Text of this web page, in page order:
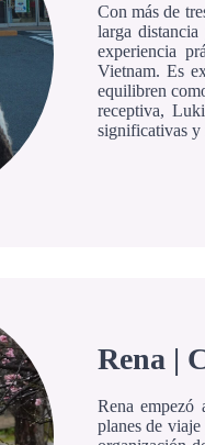
Con más de
larga
experiencia
Vietnam. Es
equilibren
receptiva,
significativas y
Rena |
Rena empezó
planes de viaje